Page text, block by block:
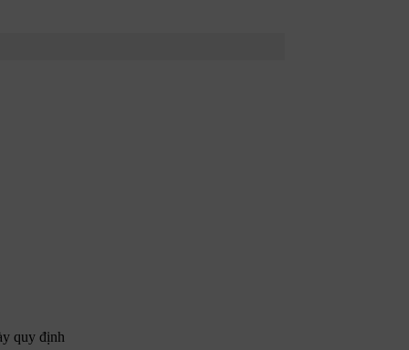
quy định